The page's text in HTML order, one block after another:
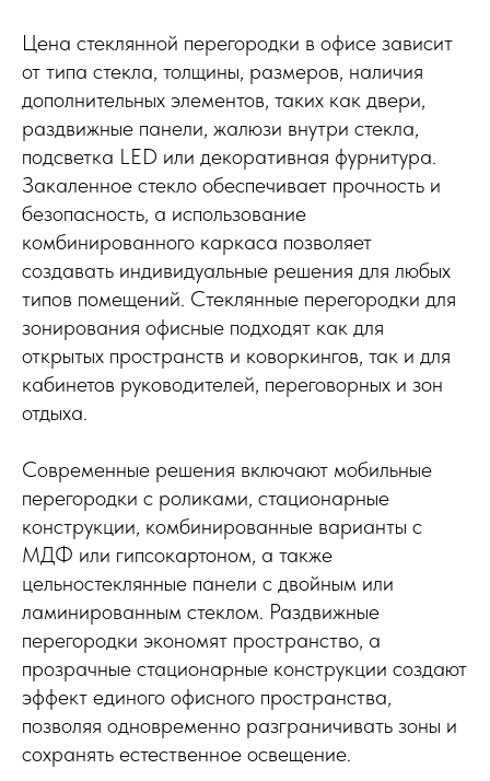
Цена стеклянной перегородки в офисе зависит
от типа стекла, толщины, размеров, наличия
дополнительных элементов, таких как двери,
раздвижные панели, жалюзи внутри стекла,
подсветка LED или декоративная фурнитура.
Закаленное стекло обеспечивает прочность и
безопасность, а использование
комбинированного каркаса позволяет
создавать индивидуальные решения для любых
типов помещений. Стеклянные перегородки для
зонирования офисные подходят как для
открытых пространств и коворкингов, так и для
кабинетов руководителей, переговорных и зон
отдыха.
Современные решения включают мобильные
перегородки с роликами, стационарные
конструкции, комбинированные варианты с
МДФ или гипсокартоном, а также
цельностеклянные панели с двойным или
ламинированным стеклом. Раздвижные
перегородки экономят пространство, а
прозрачные стационарные конструкции создают
эффект единого офисного пространства,
позволяя одновременно разграничивать зоны и
сохранять естественное освещение.